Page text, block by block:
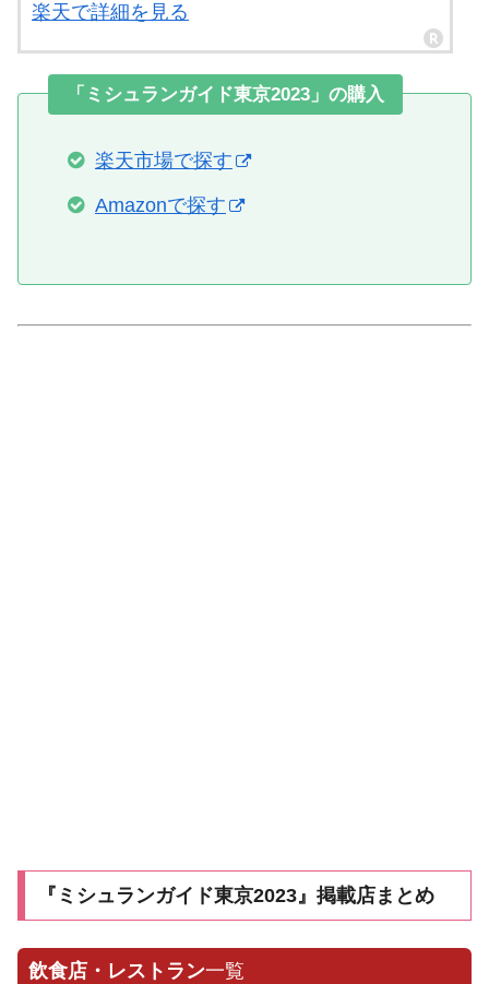
楽天で詳細を見る
「ミシュランガイド東京2023」の購入
楽天市場で探す
Amazonで探す
『ミシュランガイド東京2023』掲載店まとめ
飲食店・レストラン一覧